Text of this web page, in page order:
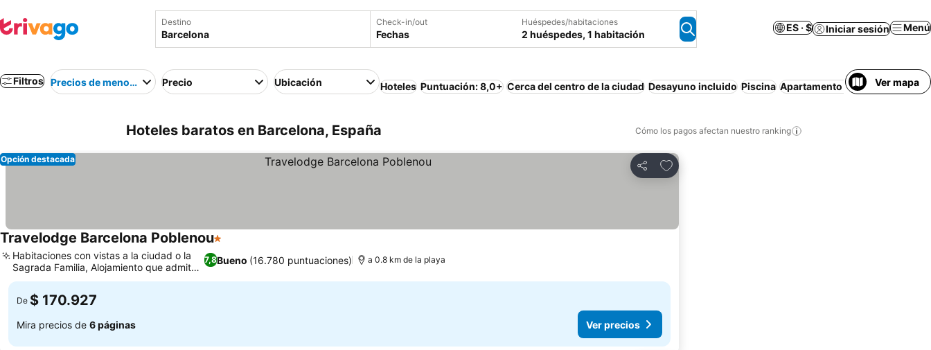
Destino Check-in/out
Fechas
Huéspedes/habitaciones
2 huéspedes, 1 habitación
ES · $ Iniciar sesión Menú
Filtros Precios de menor a mayorPrecio Ubicación Hoteles Puntuación: 8,0+ Cerca del centro de la ciudad Desayuno incluido Piscina Apartamento amuebladoVer mapa
Hoteles baratos en Barcelona, España Cómo los pagos afectan nuestro ranking
Compartir
Agregar a favoritos
Opción destacada
Travelodge Barcelona Poblenou1 Estrellas
7,8Bueno (16.780 puntuaciones)
Habitaciones con vistas a la ciudad o la
Sagrada Familia, Alojamiento que admite
mascotas
a 0.8 km de la playa
De $ 170.927
Mira precios de 6 páginas Ver precios